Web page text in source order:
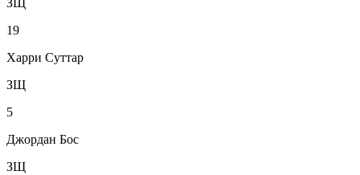
19
Харри Суттар
ЗЩ
5
Джордан Бос
ЗЩ